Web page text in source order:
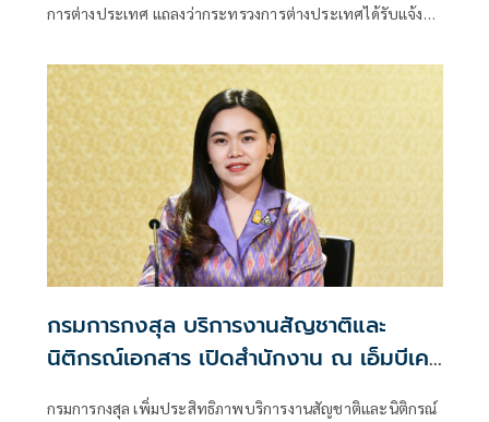
การต่างประเทศ แถลงว่ากระทรวงการต่างประเทศได้รับแจ้ง
กรมการกงสุล บริการงานสัญชาติและ
นิติกรณ์เอกสาร เปิดสำนักงาน ณ เอ็มบีเค
กรมการกงสุล เพิ่มประสิทธิภาพบริการงานสัญชาติและนิติกรณ์